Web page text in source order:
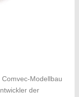
Modellbau
der